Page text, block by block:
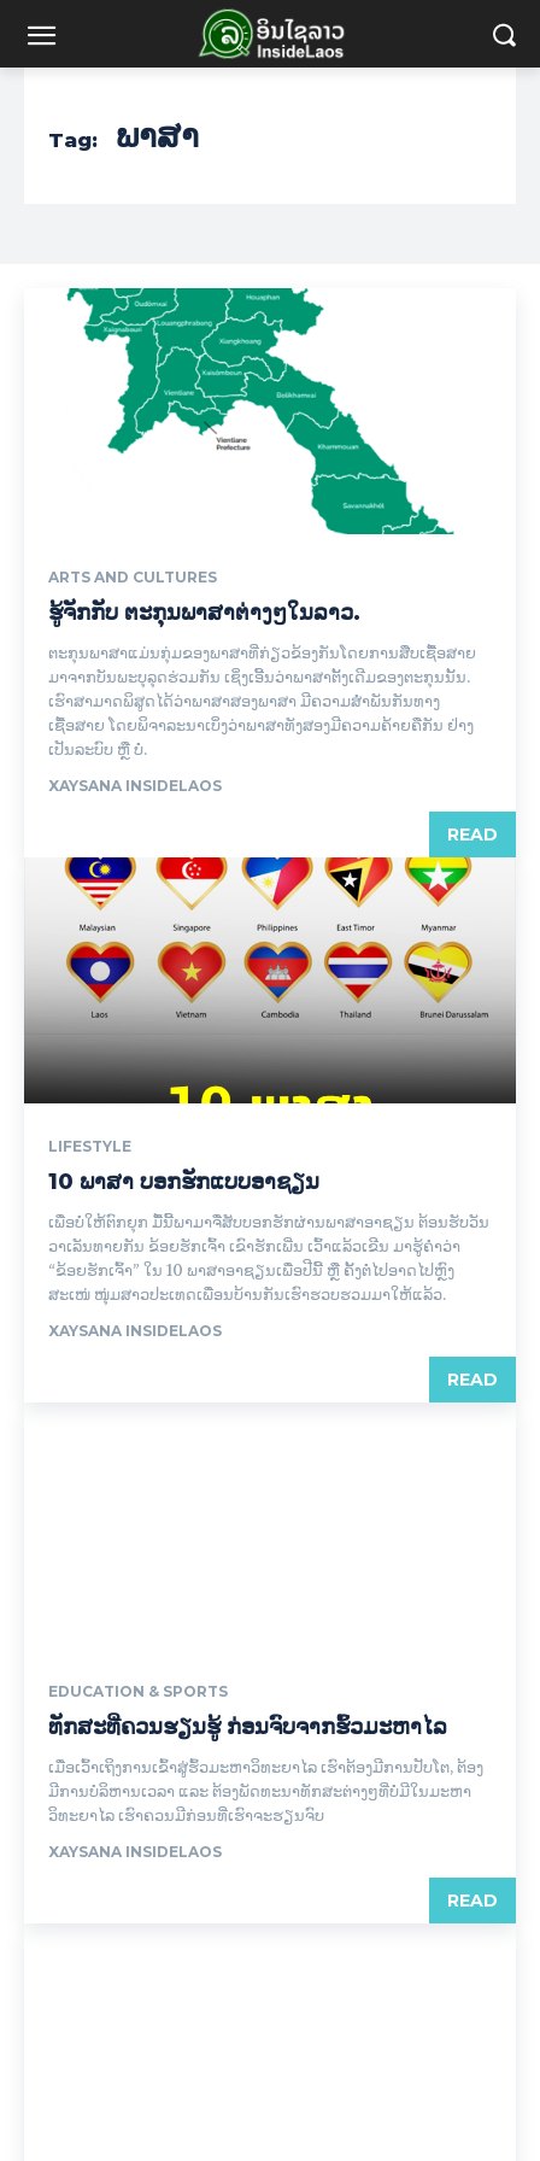
Tag: ພາສາ
ARTS AND CULTURES
ຮູ້ຈັກກັບ ຕະກຸນພາສາຕ່າງໆໃນລາວ.
ຕະກຸນພາສາແມ່ນກຸ່ມຂອງພາສາທີ່ກ່ຽວຂ້ອງກັນໂດຍການສືບເຊື້ອສາຍ
ມາຈາກບັນພະບຸລຸດຮ່ວມກັນ ເຊິ່ງເອີ້ນວ່າພາສາຕັ້ງເດີມຂອງຕະກຸນນັ້ນ.
ເຮົາສາມາດພິສູດໄດ້ວ່າພາສາສອງພາສາ ມີຄວາມສຳພັນກັນທາງ
ເຊື້ອສາຍ ໂດຍພິຈາລະນາເບິ່ງວ່າພາສາທັງສອງມີຄວາມຄ້າຍຄືກັນ ຢ່າງ
ເປັນລະບົບ ຫຼື ບໍ່.
XAYSANA INSIDELAOS
READ
LIFESTYLE
10 ພາສາ ບອກຮັກແບບອາຊຽນ
ເພື່ອບໍ່ໃຫ້ຕົກຍຸກ ມື້ນີ້ພາມາຈື່ສັບບອກຮັກຜ່ານພາສາອາຊຽນ ຕ້ອນຮັບວັນ
ວາເລັນທາຍກັນ ຂ້ອຍຮັກເຈົ້າ ເຂົາຮັກເພີ່ນ ເວົ້າແລ້ວເຂີນ ມາຮູ້ຄໍາວ່າ
“ຂ້ອຍຮັກເຈົ້າ” ໃນ 10 ພາສາອາຊຽນເພື່ອປີນີ້ ຫຼື ຄັ້ງຕໍ່ໄປອາດໄປຫຼົງ
ສະເໜ່ ໜຸ່ມສາວປະເທດເພື່ອນບ້ານກັນເຮົາຮວບຮວມມາໃຫ້ແລ້ວ.
XAYSANA INSIDELAOS
READ
EDUCATION & SPORTS
ທັກສະທີ່ຄວນຮຽນຮູ້ ກ່ອນຈົບຈາກຮົ້ວມະຫາໄລ
ເມື່ອເວົ້າເຖິງການເຂົ້າສູ່ຮົ້ວມະຫາວິທະຍາໄລ ເຮົາຕ້ອງມີການປັບໂຕ, ຕ້ອງ
ມີການບໍລິຫານເວລາ ແລະ ຕ້ອງພັດທະນາທັກສະຕ່າງໆທີ່ບໍ່ມີໃນມະຫາ
ວິທະຍາໄລ ເຮົາຄວນມີກ່ອນທີ່ເຮົາຈະຮຽນຈົບ
XAYSANA INSIDELAOS
READ